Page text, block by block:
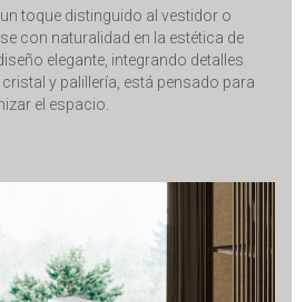
toque distinguido al vestidor o
con naturalidad en la estética de
elegante, integrando detalles
y palillería, está pensado para
el espacio.